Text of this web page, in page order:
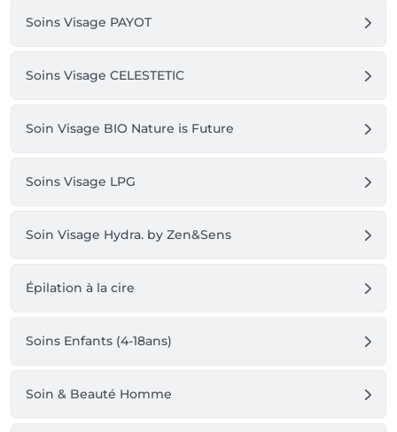
Soins Visage PAYOT
Soins Visage CELESTETIC
Soin Visage BIO Nature is Future
Soins Visage LPG
Soin Visage Hydra. by Zen&Sens
Épilation à la cire
Soins Enfants (4-18ans)
Soin & Beauté Homme